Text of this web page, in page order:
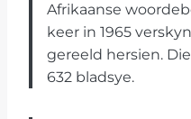
Afrikaanse
keer in 1965
gereeld hersien.
632 bladsye.